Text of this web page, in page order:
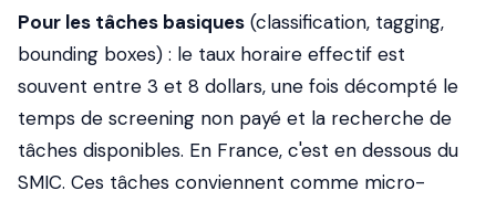
Pour les tâches basiques (classification, tagging,
bounding boxes) : le taux horaire effectif est
souvent entre 3 et 8 dollars, une fois décompté le
temps de screening non payé et la recherche de
tâches disponibles. En France, c'est en dessous du
SMIC. Ces tâches conviennent comme micro-